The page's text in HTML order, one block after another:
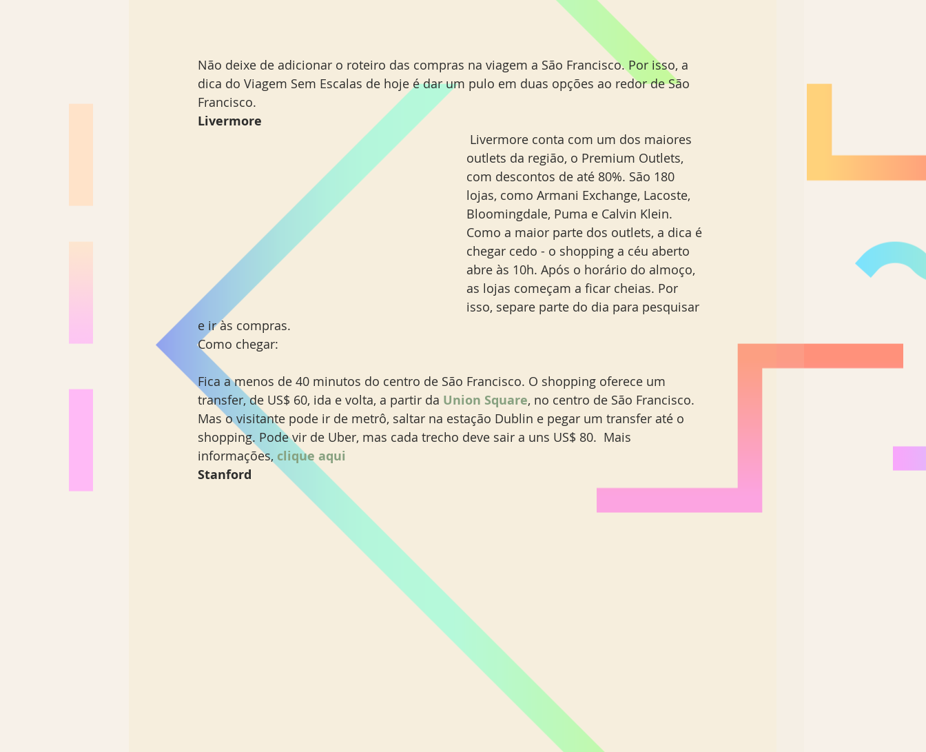
Não deixe de adicionar o roteiro das compras na viagem a São Francisco. Por isso, a
dica do Viagem Sem Escalas de hoje é dar um pulo em duas opções ao redor de São
Francisco.
Livermore
outlets da região, o Premium Outlets,
com descontos de até 80%. São 180
lojas, como Armani Exchange, Lacoste,
Bloomingdale, Puma e Calvin Klein.
Como a maior parte dos outlets, a dica é
chegar cedo - o shopping a céu aberto
abre às 10h. Após o horário do almoço,
as lojas começam a ficar cheias. Por
isso, separe parte do dia para pesquisar
e ir às compras.
Como chegar:
Fica a menos de 40 minutos do centro de São Francisco. O shopping oferece um
transfer, de US$ 60, ida e volta, a partir da Union Square, no centro de São Francisco.
Mas o visitante pode ir de metrô, saltar na estação Dublin e pegar um transfer até o
shopping. Pode vir de Uber, mas cada trecho deve sair a uns US$ 80.  Mais
informações, clique aqui
Stanford